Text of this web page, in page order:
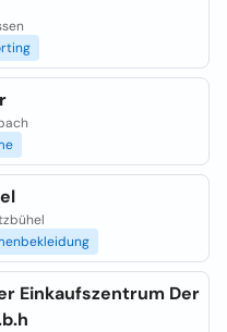
Einkaufszentrum Der